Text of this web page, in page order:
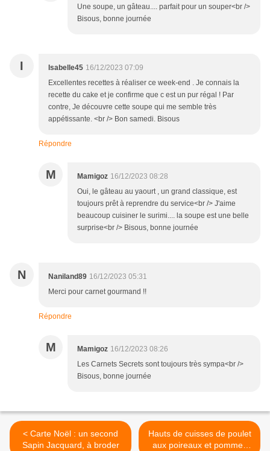
Une soupe, un gâteau.... parfait pour un souper<br />
Bisous, bonne journée
I Isabelle45 16/12/2023 07:09
Excellentes recettes à réaliser ce week-end . Je connais la
recette du cake et je confirme que c est un pur régal ! Par
contre, Je découvre cette soupe qui me semble très
appétissante. <br /> Bon samedi. Bisous
Répondre
M Mamigoz 16/12/2023 08:28
Oui, le gâteau au yaourt , un grand classique, est
toujours prêt à reprendre du service<br /> J'aime
beaucoup cuisiner le surimi.... la soupe est une belle
surprise<br /> Bisous, bonne journée
N Naniland89 16/12/2023 05:31
Merci pour carnet gourmand !!
Répondre
M Mamigoz 16/12/2023 08:26
Les Carnets Secrets sont toujours très sympa<br />
Bisous, bonne journée
< Carte Noël : un second
Sapin Jacquard, à broder
Hauts de cuisses de poulet
aux poireaux et pommes